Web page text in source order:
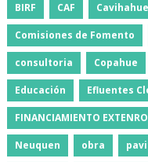
BIRF CAF Cavihahue
Comisiones de Fomento
consultoria Copahue
Educación Efluentes
FINANCIAMIENTO EXTENRO
Neuquen obra